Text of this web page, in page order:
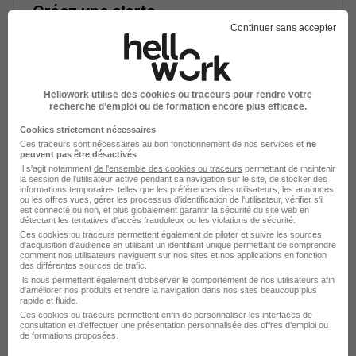
Créez une alerte
Soyez alerté des nouvelles offres pour cette
recherche dès leur parution.
Créer mon alerte
En cliquant sur "Créer mon alerte", vous acceptez les
CGUet déclarez avoir pris connaissance de la
politique de protection des données du site
hellowork.com.
Élargissez votre recherche
Emploi Agent de propreté Saint-Aignan
Continuer sans accepter
Hellowork utilise des cookies ou traceurs pour rendre votre
recherche d’emploi ou de formation encore plus efficace.
Cookies strictement nécessaires
Ces traceurs sont nécessaires au bon fonctionnement de nos services et ne
peuvent pas être désactivés
Il s'agit notamment de l'ensemble des cookies ou traceurs permettant de maintenir
la session de l'utilisateur active pendant sa navigation sur le site, de stocker des
informations temporaires telles que les préférences des utilisateurs, les annonces
ou les offres vues, gérer les processus d'identification de l'utilisateur, vérifier s'il
est connecté ou non, et plus globalement garantir la sécurité du site web en
détectant les tentatives d'accès frauduleux ou les violations de sécurité.
Ces cookies ou traceurs permettent également de piloter et suivre les sources
d'acquisition d'audience en utilisant un identifiant unique permettant de comprendre
comment nos utilisateurs naviguent sur nos sites et nos applications en fonction
des différentes sources de trafic.
Ils nous permettent également d’observer le comportement de nos utilisateurs afin
d'améliorer nos produits et rendre la navigation dans nos sites beaucoup plus
rapide et fluide.
Ces cookies ou traceurs permettent enfin de personnaliser les interfaces de
consultation et d'effectuer une présentation personnalisée des offres d'emploi ou
de formations proposées.